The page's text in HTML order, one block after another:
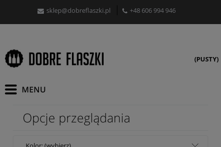
sklep@dobreflaszki.pl +48 606 994 946
(PUSTY)
Opcje przeglądania